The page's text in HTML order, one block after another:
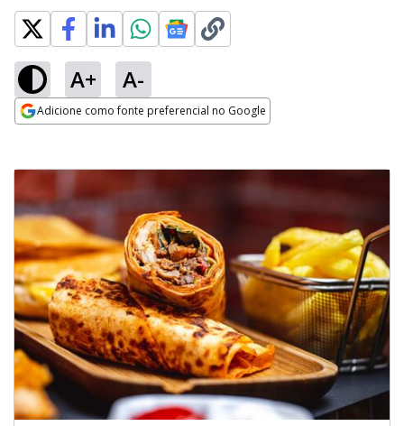
A+ A-
Adicione como fonte preferencial no Google